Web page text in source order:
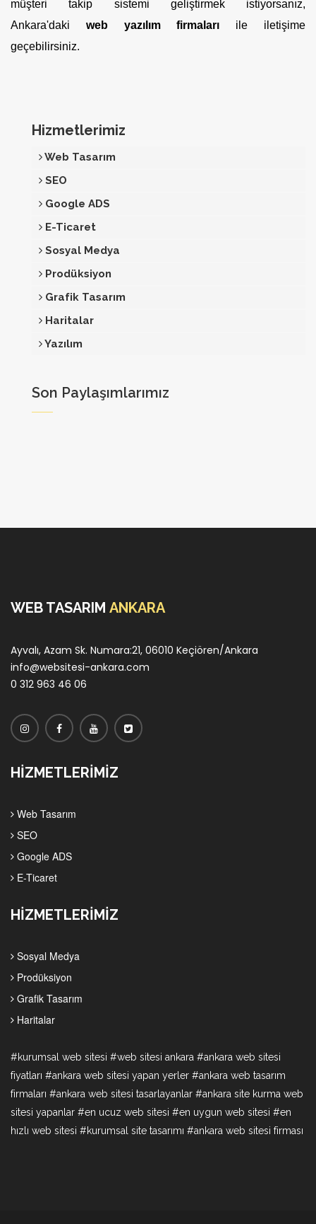
müşteri takip sistemi geliştirmek istiyorsanız,
Ankara'daki web yazılım firmaları ile iletişime
geçebilirsiniz.
Hizmetlerimiz
Web Tasarım
SEO
Google ADS
E-Ticaret
Sosyal Medya
Prodüksiyon
Grafik Tasarım
Haritalar
Yazılım
Son Paylaşımlarımız
WEB TASARIM ANKARA
Ayvalı, Azam Sk. Numara:21, 06010 Keçiören/Ankara
info@websitesi-ankara.com
0 312 963 46 06
HİZMETLERİMİZ
Web Tasarım
SEO
Google ADS
E-Ticaret
HİZMETLERİMİZ
Sosyal Medya
Prodüksiyon
Grafik Tasarım
Haritalar
#kurumsal web sitesi #web sitesi ankara #ankara web sitesi
fiyatları #ankara web sitesi yapan yerler #ankara web tasarım
firmaları #ankara web sitesi tasarlayanlar #ankara site kurma web
sitesi yapanlar #en ucuz web sitesi #en uygun web sitesi #en
hızlı web sitesi #kurumsal site tasarımı #ankara web sitesi firması